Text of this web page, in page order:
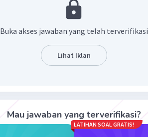
Buka akses jawaban yang telah terverifikasi
Lihat Iklan
Mau jawaban yang terverifikasi?
LATIHAN SOAL GRATIS!